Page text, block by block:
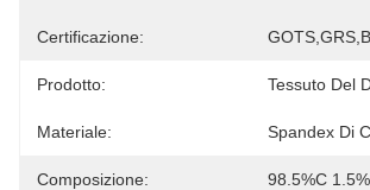
Certificazione:
Prodotto: Tessuto Del
Materiale: Spandex Di
Composizione: 98.5%C